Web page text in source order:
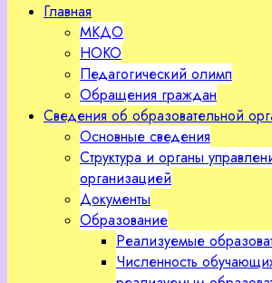
Главная
МКДО
НОКО
Педагогический олимп
Обращения граждан
Сведения об образовательной
Основные сведения
Структура и органы
организацией
Документы
Образование
Реализуемые
Численность